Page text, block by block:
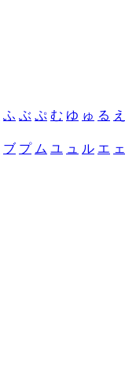
ふ ぶ ぷ む ゆ ゅ る え
ブ プ ム ユ ュ ル エ ェ